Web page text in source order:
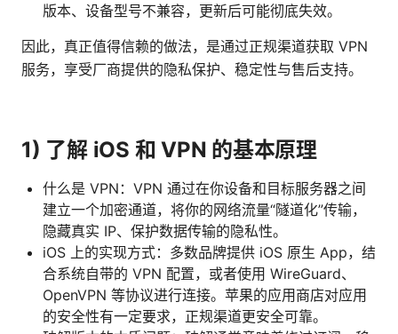
版本、设备型号不兼容，更新后可能彻底失效。
因此，真正值得信赖的做法，是通过正规渠道获取 VPN
服务，享受厂商提供的隐私保护、稳定性与售后支持。
1) 了解 iOS 和 VPN 的基本原理
什么是 VPN：VPN 通过在你设备和目标服务器之间
建立一个加密通道，将你的网络流量“隧道化”传输，
隐藏真实 IP、保护数据传输的隐私性。
iOS 上的实现方式：多数品牌提供 iOS 原生 App，结
合系统自带的 VPN 配置，或者使用 WireGuard、
OpenVPN 等协议进行连接。苹果的应用商店对应用
的安全性有一定要求，正规渠道更安全可靠。